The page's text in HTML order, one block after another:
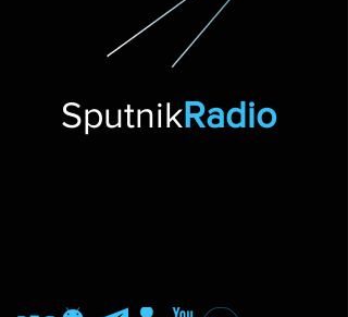
SputnikRadio